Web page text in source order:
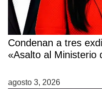
Condenan a tres
«Asalto al Ministerio
agosto 3, 2026